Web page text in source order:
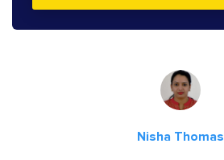
Nisha Thomas